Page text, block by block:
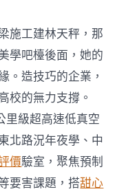
施工建林天秤，那
學吧檯後面，她的
。造技巧的企業，
校的無力支撐。
里級超高速低真空
北路況年夜學、中
價驗室，聚焦預制
要害課題，搭甜心